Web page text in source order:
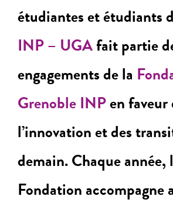
étudiantes et étudiants
INP – UGAfait partie
engagements de la
Grenoble INPen faveur
l’innovation et des
demain. Chaque année,
Fondation accompagne